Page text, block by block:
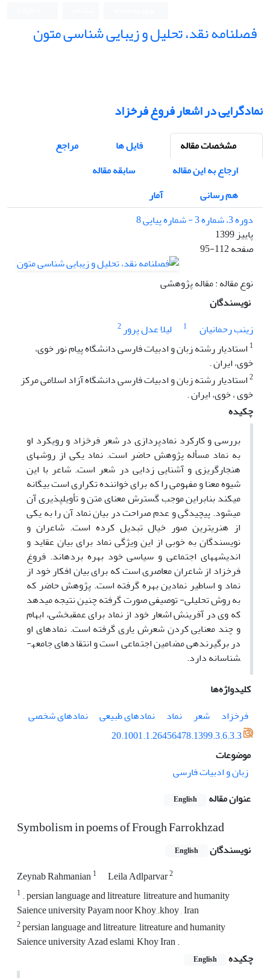
فصلنامه نقد، تحلیل و زیبایی شناسی متون
نمادگرایی در اشعار فروغ فرخزاد
مشخصات مقاله فایل ها
مراجع
ارجاع به این مقاله
سابقه مقاله
هم رسانی
آمار
دوره 3، شماره 3 - شماره پیاپی 8
پاییز 1399
صفحه95-112
نوع مقاله : مقاله پژوهشی
نویسندگان
زینب رحمانیان
1 لیلا عدل پرور2
1 استادیار رشته زبان و ادبیات فارسی دانشگاه پیام نور خوی،
خوی، ایران .
2استادیار رشته زبان و ادبیات فارسی دانشگاه آزاد اسلامی مرکز
خوی ، خوی، ایران .
چکیده
بررسی و کارکرد نمادپردازی در شعر فرخزاد و رویکرد او
به نماد مسأله پژوهش حاضر است. نماد یکی از روش­های
هنجارگریزی و آشنایی زدایی در شعر است. شاعر با این
شیوه معنا و مفهومی را که برای خواننده تکراری است بیگانه
می­کند بنابراین موجب گسترش معنای متن و تأویل­پذیری آن
می­شود. پیچیدگی و عدم صراحت در بیان نماد آن را به یکی
از هنری­ترین صور خیال تبدیل کرده است. شاعران و
نویسندگان به خوبی از این ویژگی نماد برای بیان عقاید و
اندیشه­های اجتماعی و سیاسی خود بهره برده­اند. فروغ
فرخزاد از شاعران معاصری است که برای بیان افکار خود از
نماد و اساطیر نمادین بهره گرفته است. پژوهش حاضر که
به روش تحلیلی- توصیفی صورت گرفته چنین نتیجه می­دهد
که وی در آفرینش اشعار خود از نماد برای عمق­بخشی، ابهام
و چند معنایی کردن شعرش یاری گرفته است. نمادهای او
در برگیرنده­ی مضامین اجتماعی است و انتقادهای جامعه­
شناسانه دارد.
کلیدواژه‌ها
فرخزاد
شعر نماد نمادهای طبیعی
نمادهای شخصی
20.1001.1.26456478.1399.3.6.3.3
موضوعات
زبان و ادبیات فارسی
عنوان مقاله
English
Symbolism in poems of Frough Farrokhzad
نویسندگان English
Zeynab Rahmanian1 Leila Adlparvar2
1 . persian language and litreature, litreature and humanity
Saience university Payam noor Khoy,.khoy , Iran
2persian language and litreature, litreature and humanity
Saience university Azad eslami, Khoy Iran .
چکیده
English